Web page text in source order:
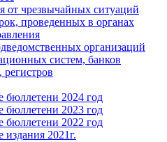
от чрезвычайных ситуаций
проведенных в органах
организаций
систем, банков
регистров
2024 год
2023 год
2022 год
2021г.